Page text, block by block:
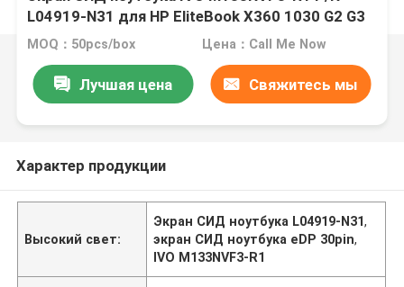
L04919-N31 для HP EliteBook X360 1030 G2 G3
MOQ：50pcs/box Цена：Call Me Now
Лучшая цена Свяжитесь мы
Характер продукции
Высокий свет:
Экран СИД ноутбука L04919-N31,
экран СИД ноутбука eDP 30pin,
IVO M133NVF3-R1